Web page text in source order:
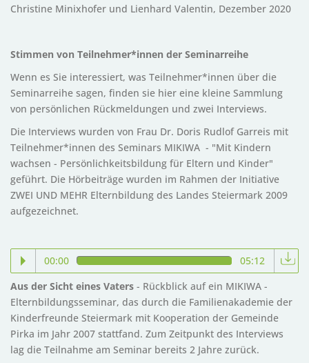
Christine Minixhofer und Lienhard Valentin, Dezember 2020
Stimmen von Teilnehmer*innen der Seminarreihe
Wenn es Sie interessiert, was Teilnehmer*innen über die
Seminarreihe sagen, finden sie hier eine kleine Sammlung
von persönlichen Rückmeldungen und zwei Interviews.
Die Interviews wurden von Frau Dr. Doris Rudlof Garreis mit
Teilnehmer*innen des Seminars MIKIWA - "Mit Kindern
wachsen - Persönlichkeitsbildung für Eltern und Kinder"
geführt. Die Hörbeiträge wurden im Rahmen der Initiative
ZWEI UND MEHR Elternbildung des Landes Steiermark 2009
aufgezeichnet.
00:00
05:12
Aus der Sicht eines Vaters - Rückblick auf ein MIKIWA -
Elternbildungsseminar, das durch die Familienakademie der
Kinderfreunde Steiermark mit Kooperation der Gemeinde
Pirka im Jahr 2007 stattfand. Zum Zeitpunkt des Interviews
lag die Teilnahme am Seminar bereits 2 Jahre zurück.